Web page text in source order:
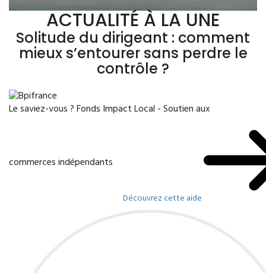
ACTUALITÉ À LA UNE
Solitude du dirigeant : comment
mieux s’entourer sans perdre le
contrôle ?
Le saviez-vous ?Fonds Impact Local - Soutien aux
commerces indépendants
Découvrez cette aide